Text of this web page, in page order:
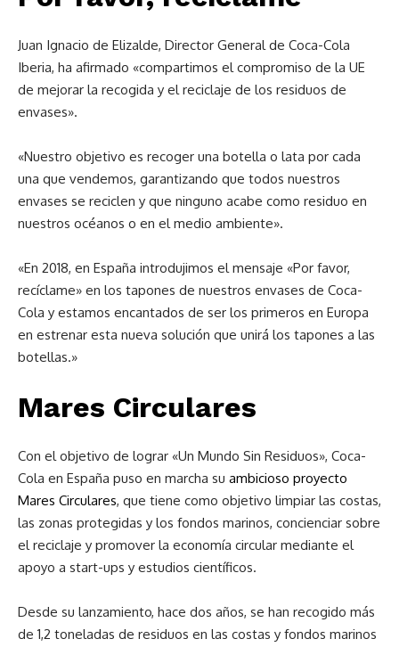
Juan Ignacio de Elizalde, Director General de Coca-Cola
Iberia, ha afirmado «compartimos el compromiso de la UE
de mejorar la recogida y el reciclaje de los residuos de
envases».
«Nuestro objetivo es recoger una botella o lata por cada
una que vendemos, garantizando que todos nuestros
envases se reciclen y que ninguno acabe como residuo en
nuestros océanos o en el medio ambiente».
«En 2018, en España introdujimos el mensaje «Por favor,
recíclame» en los tapones de nuestros envases de Coca-
Cola y estamos encantados de ser los primeros en Europa
en estrenar esta nueva solución que unirá los tapones a las
botellas.»
Mares Circulares
Con el objetivo de lograr «Un Mundo Sin Residuos», Coca-
Cola en España puso en marcha su ambicioso proyecto
Mares Circulares, que tiene como objetivo limpiar las costas,
las zonas protegidas y los fondos marinos, concienciar sobre
el reciclaje y promover la economía circular mediante el
apoyo a start-ups y estudios científicos.
Desde su lanzamiento, hace dos años, se han recogido más
de 1,2 toneladas de residuos en las costas y fondos marinos